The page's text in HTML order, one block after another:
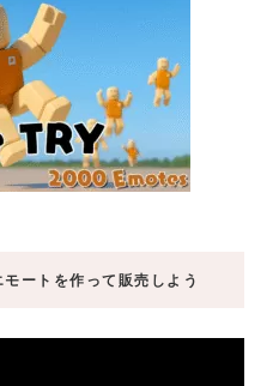
ートを作って販売しよう